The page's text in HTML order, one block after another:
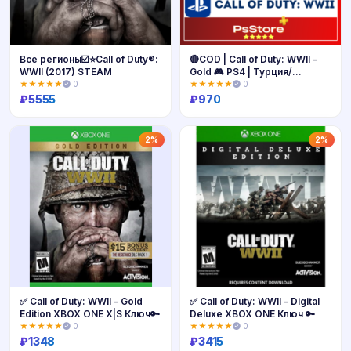
Купить
Все регионы☑️⭐Call of Duty®:
WWII (2017) STEAM
★★★★★ 0
₽5555
Купить
🔴COD | Call of Duty: WWII -
Gold 🎮 PS4 | Турция/
Украина PS🔴
★★★★★ 0
₽970
2%
✅ Call of Duty: WWII - Gold
Edition XBOX ONE X|S Ключ🔑
★★★★★ 0
₽1348
2%
✅ Call of Duty: WWII - Digital
Deluxe XBOX ONE Ключ 🔑
★★★★★ 0
₽3415